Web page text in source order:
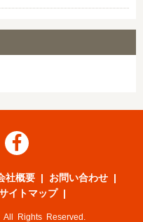

社概要
お問い合わせ
イトマップ
Rights Reserved.